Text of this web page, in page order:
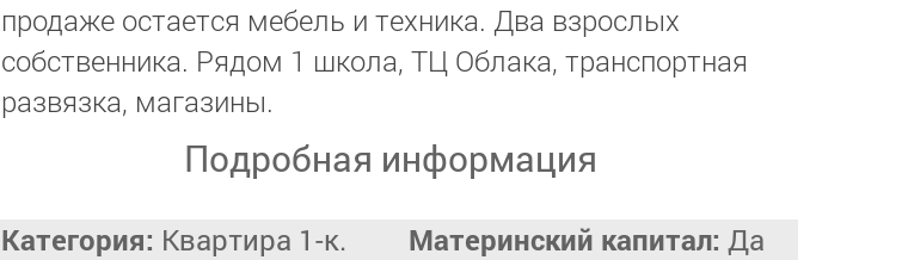
продаже остается мебель и техника. Два взрослых
собственника. Рядом 1 школа, ТЦ Облака, транспортная
развязка, магазины.
Подробная информация
Категория: Квартира 1-к.
Материнский капитал: Да